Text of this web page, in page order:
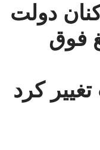
دولت
مبلغ فوق
کرد